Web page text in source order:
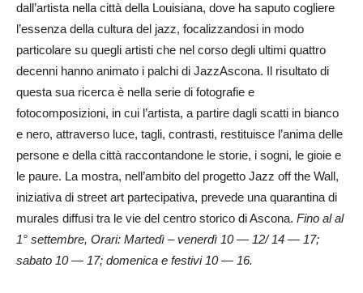
dall’artista nella città della Louisiana, dove ha saputo cogliere
l’essenza della cultura del jazz, focalizzandosi in modo
particolare su quegli artisti che nel corso degli ultimi quattro
decenni hanno animato i palchi di JazzAscona. Il risultato di
questa sua ricerca è nella serie di fotografie e
fotocomposizioni, in cui l’artista, a partire dagli scatti in bianco
e nero, attraverso luce, tagli, contrasti, restituisce l’anima delle
persone e della città raccontandone le storie, i sogni, le gioie e
le paure. La mostra, nell’ambito del progetto Jazz off the Wall,
iniziativa di street art partecipativa, prevede una quarantina di
murales diffusi tra le vie del centro storico di Ascona. Fino al al
1° settembre, Orari: Martedì – venerdì 10 — 12/ 14 — 17;
sabato 10 — 17; domenica e festivi 10 — 16.